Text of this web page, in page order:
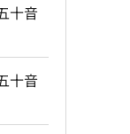
十音
十音